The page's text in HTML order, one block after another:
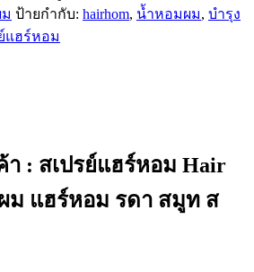
ป้ายกำกับ: hairhom, น้ำหอมผม, บำรุง
แฮร์หอม
า : สเปรย์แฮร์หอม Hair
ม แฮร์หอม รดา สมูท ส